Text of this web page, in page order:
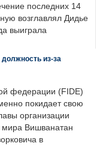
последних 14
возглавлял Дидье
выиграла
из-за
федерации (FIDE)
покидает свою
организации
мира Вишванатан
в